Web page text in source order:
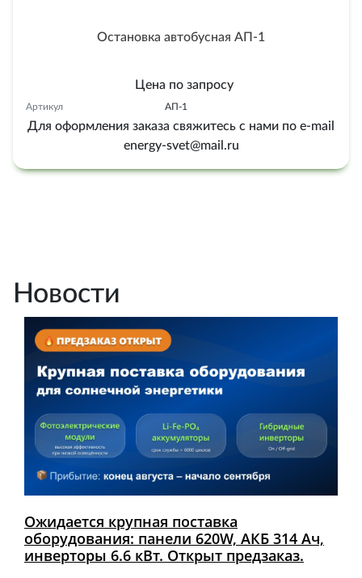
Остановка автобусная АП-1
Цена по запросу
Артикул АП-1
Для оформления заказа свяжитесь с нами по e-mail
energy-svet@mail.ru
Новости
Ожидается крупная поставка
оборудования: панели 620W, АКБ 314 Ач,
инверторы 6.6 кВт. Открыт предзаказ.